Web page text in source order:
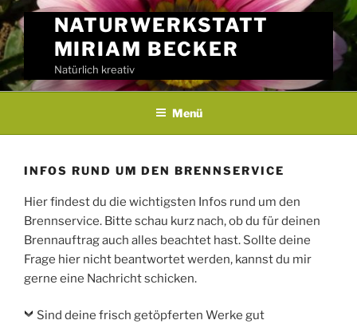
Skip
to
content
NATURWERKSTATT
MIRIAM BECKER
Natürlich kreativ
Menü
INFOS RUND UM DEN BRENNSERVICE
Hier findest du die wichtigsten Infos rund um den
Brennservice. Bitte schau kurz nach, ob du für deinen
Brennauftrag auch alles beachtet hast. Sollte deine
Frage hier nicht beantwortet werden, kannst du mir
gerne eine Nachricht schicken.
Sind deine frisch getöpferten Werke gut